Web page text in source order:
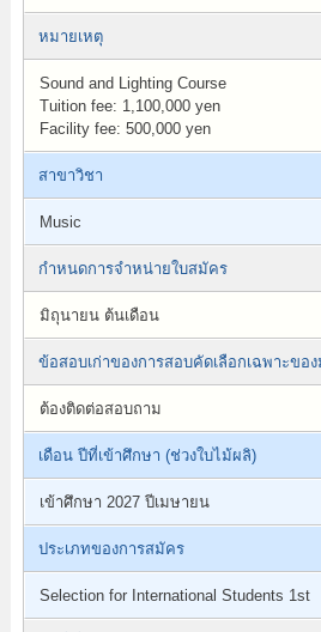
หมายเหตุ
Sound and Lighting Course
Tuition fee: 1,100,000 yen
Facility fee: 500,000 yen
สาขาวิชา
Music
กำหนดการจำหน่ายใบสมัคร
มิถุนายน ต้นเดือน
ข้อสอบเก่าของการสอบคัดเลือกเฉพาะขอ
ต้องติดต่อสอบถาม
เดือน ปีที่เข้าศึกษา (ช่วงใบไม้ผลิ)
เข้าศึกษา 2027 ปีเมษายน
ประเภทของการสมัคร
Selection for International Students 1st